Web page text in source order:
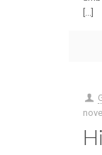
[...]